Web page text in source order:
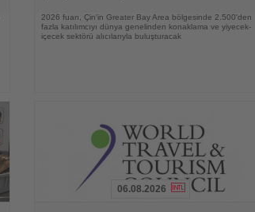
2026 fuarı, Çin'in Greater Bay Area bölgesinde 2.500'den
fazla katılımcıyı dünya genelinden konaklama ve yiyecek-
içecek sektörü alıcılarıyla buluşturacak
06.08.2026